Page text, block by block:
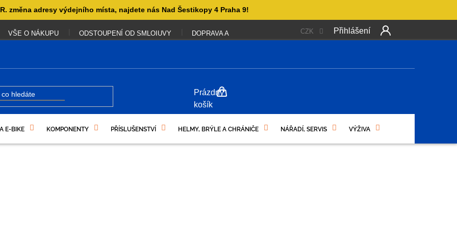
změna adresy výdejního místa, najdete nás Nad Šestikopy 4 Praha 9!
VŠE O NÁKUPU ODSTOUPENÍ OD SMLOIUVY DOPRAVA A PLATBA OBCHODNÍ PODMÍNKY PODMÍNKY OCHRANY
CZK Přihlášení
NÁKUPNÍ
KOŠÍK
Prázdný
košík
E-BIKE KOMPONENTY PŘÍSLUŠENSTVÍ HELMY, BRÝLE A CHRÁNIČE NÁŘADÍ, SERVIS VÝŽIVA